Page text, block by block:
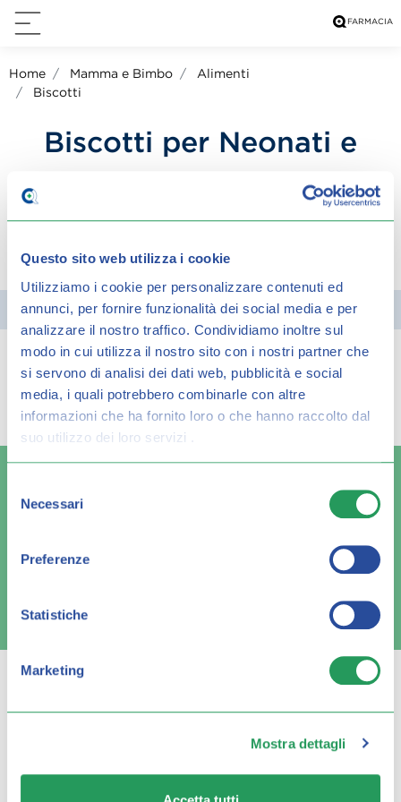
Questo sito web utilizza i cookie
Utilizziamo i cookie per personalizzare contenuti ed
annunci, per fornire funzionalità dei social media e per
analizzare il nostro traffico. Condividiamo inoltre sul
modo in cui utilizza il nostro sito con i nostri partner che
si servono di analisi dei dati web, pubblicità e social
media, i quali potrebbero combinarle con altre
informazioni che ha fornito loro o che hanno raccolto dal
suo utilizzo dei loro servizi .
delNecessari
Preferenze
Statistiche
Marketing
Mostra dettagli
Home Mamma e Bimbo
Alimenti
Biscotti
Biscotti per Neonati e
condividi su:
Filtra
Spiacenti, ma non è stato trovato alcun
risultato per: